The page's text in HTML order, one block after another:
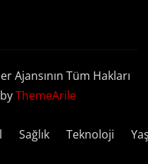
Ajansının Tüm Hakları
byThemeArile
Sağlık Teknoloji